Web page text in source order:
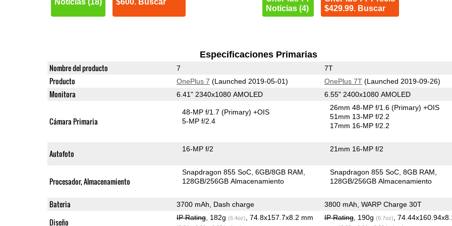
Noticias (4)
$429.99. Buscar
Especificaciones Primarias
Nombre del producto 7 7T
Producto OnePlus 7 (Launched 2019-05-01) OnePlus 7T(Launched 2019-09-26)
Monitora 6.41" 2340x1080 AMOLED 6.55" 2400x1080 AMOLED
Cámara Primaria
48-MP f/1.7(Primary) +OIS
5-MP f/2.4
26mm 48-MP f/1.6(Primary) +OIS
51mm 13-MP f/2.2
17mm 16-MP f/2.2
Autofoto 16-MP f/2 21mm 16-MP f/2
Procesador, Almacenamiento
Snapdragon 855 SoC 6GB/8GB RAM
128GB/256GB Almacenamiento
Snapdragon 855 SoC 8GB RAM
128GB/256GB Almacenamiento
Bateria 3700 mAh, Dash charge 3800 mAh, WARP Charge 30T
Diseño IP Rating, 182g (6.4oz) , 74.8x157.7x8.2 mm IP Rating, 190g (6.7oz)
,